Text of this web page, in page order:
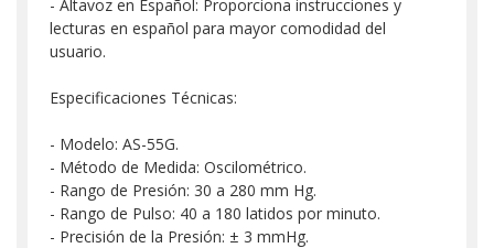
- Altavoz en Español: Proporciona instrucciones y
lecturas en español para mayor comodidad del
usuario.
Especificaciones Técnicas:
- Modelo: AS-55G.
- Método de Medida: Oscilométrico.
- Rango de Presión: 30 a 280 mm Hg.
- Rango de Pulso: 40 a 180 latidos por minuto.
- Precisión de la Presión: ± 3 mmHg.